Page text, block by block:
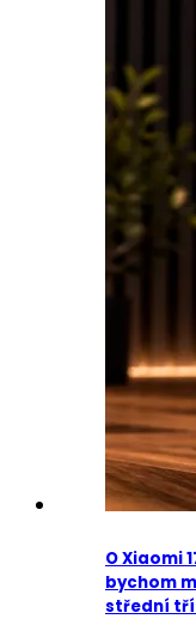
O Xiaomi
bychom
střední